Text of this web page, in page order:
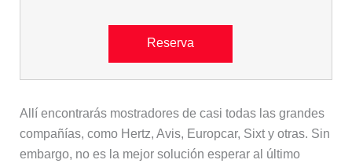
Reserva
Allí encontrarás mostradores de casi todas las grandes
compañías, como Hertz, Avis, Europcar, Sixt y otras. Sin
embargo, no es la mejor solución esperar al último